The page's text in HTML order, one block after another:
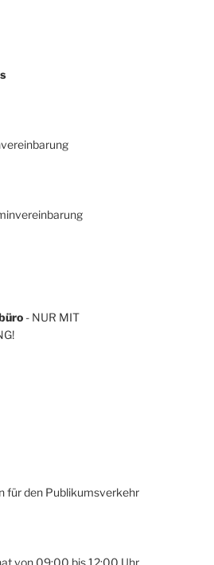
- NUR MIT
für den Publikumsverkehr
von 09:00 bis 12:00 Uhr